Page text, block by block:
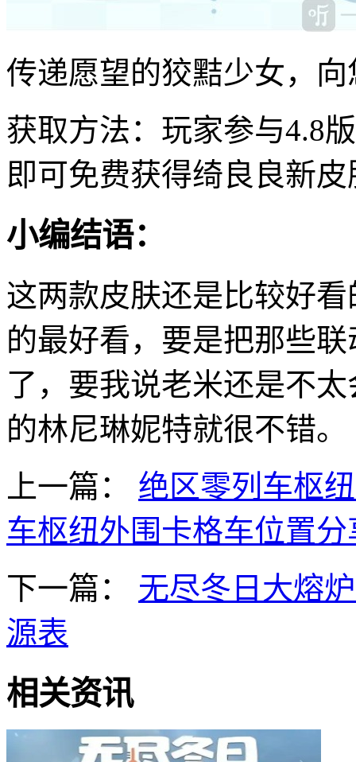
传递愿望的狡黠少女，
获取方法：玩家参与4.8
即可免费获得绮良良新
小编结语：
这两款皮肤还是比较好
的最好看，要是把那些
了，要我说老米还是不太
的林尼琳妮特就很不错。
上一篇：
绝区零列车枢
车枢纽外围卡格车位置分
下一篇：
无尽冬日大熔
源表
相关资讯